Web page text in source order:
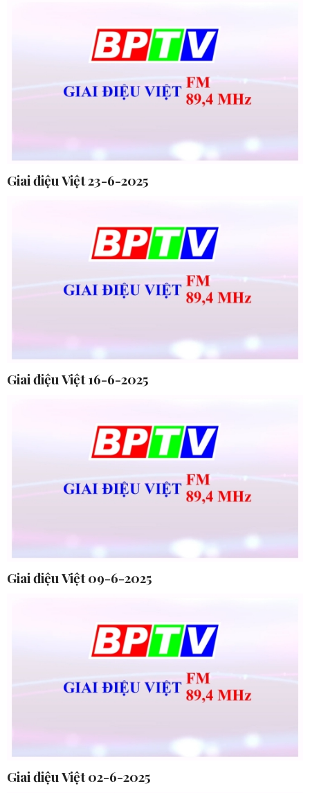
Giai điệu Việt 23-6-2025
Giai điệu Việt 16-6-2025
Giai điệu Việt 09-6-2025
Giai điệu Việt 02-6-2025